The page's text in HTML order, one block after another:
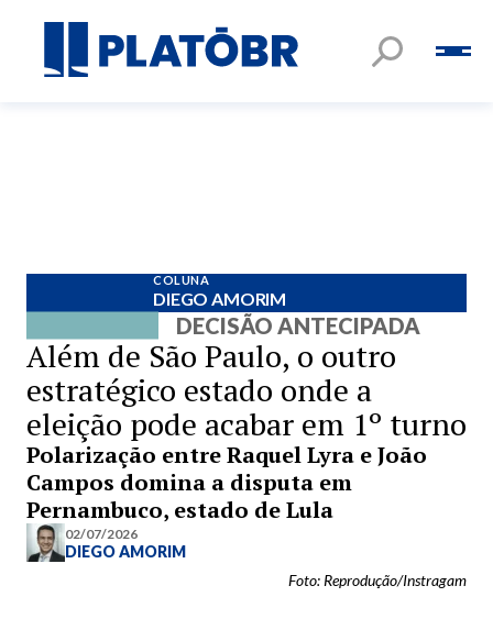
COLUNA
DIEGO AMORIM
DECISÃO ANTECIPADA
Além de São Paulo, o outro
estratégico estado onde a
eleição pode acabar em 1º turno
Polarização entre Raquel Lyra e João
Campos domina a disputa em
Pernambuco, estado de Lula
02/07/2026
DIEGO AMORIM
Foto: Reprodução/Instragam